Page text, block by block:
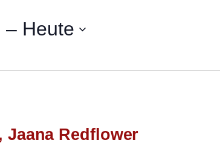
– Heute
Jaana Redflower